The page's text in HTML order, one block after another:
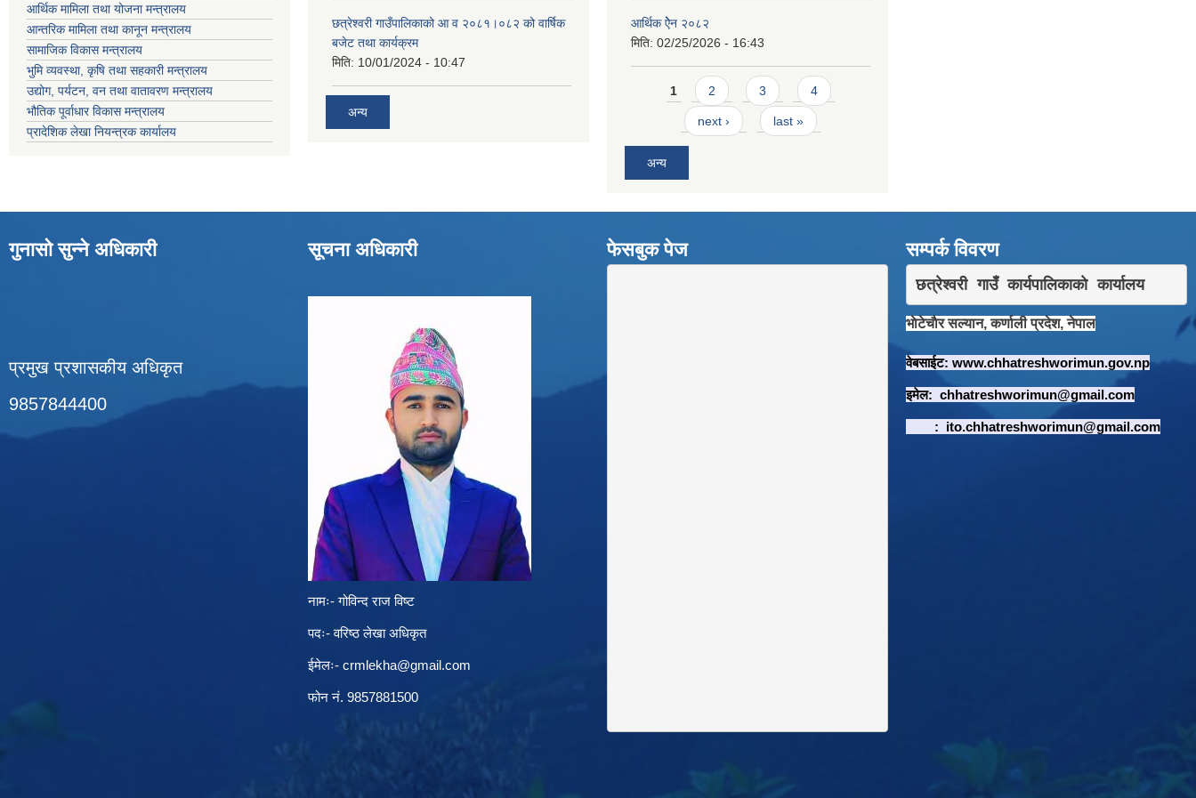
आर्थिक मामिला तथा योजना मन्त्रालय
आन्तरिक मामिला तथा कानून मन्त्रालय
सामाजिक विकास मन्त्रालय
भुमि व्यवस्था, कृषि तथा सहकारी मन्त्रालय
उद्योग, पर्यटन, वन तथा वातावरण मन्त्रालय
भौतिक पूर्वाधार विकास मन्त्रालय
प्रादेशिक लेखा नियन्त्रक कार्यालय
छत्रेश्वरी गाउँपालिकाको आ व २०८१।०८२ को वार्षिक
बजेट तथा कार्यक्रम
मिति: 10/01/2024 - 10:47
अन्य
आर्थिक ऐेन २०८२
मिति: 02/25/2026 - 16:43
Pages
1 2 3 4
next › last »
अन्य
गुनासो सुन्ने अधिकारी
प्रमुख प्रशासकीय अधिकृत
9857844400
सूचना अधिकारी
नामः- गोविन्द राज विष्ट
पदः- वरिष्ठ लेखा अधिकृत
ईमेलः- crmlekha@gmail.com
फोन नं. 9857881500
फेसबुक पेज सम्पर्क विवरण
छत्रेश्वरी गाउँ कार्यपालिकाकाे कार्यालय
भाेटेचाैर सल्यान, कर्णाली प्रदेश, नेपाल
वेबसाईट: www.chhatreshworimun.gov.np
इमेल: chhatreshworimun@gmail.com
: ito.chhatreshworimun@gmail.com